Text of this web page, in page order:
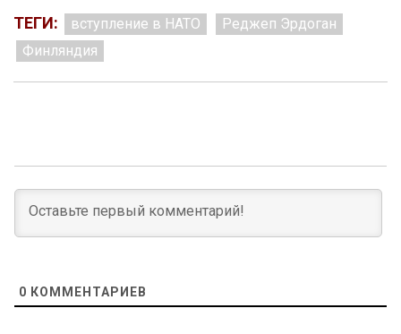
ТЕГИ: вступление в НАТО
Реджеп Эрдоган
Финляндия
0 КОММЕНТАРИЕВ